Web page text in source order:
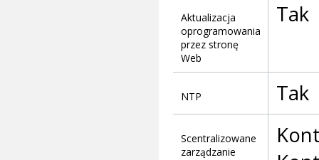
Aktualizacja
oprogramowania
przez stronę
Web
Tak
NTP Tak
Scentralizowane
zarządzanie